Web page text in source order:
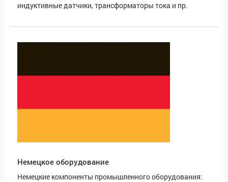
индуктивные датчики, трансформаторы тока и пр.
Немецкое оборудование
Немецкие компоненты промышленного оборудования: